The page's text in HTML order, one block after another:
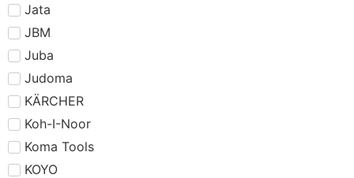
Jata
JBM
Juba
Judoma
KÄRCHER
Koh-I-Noor
Koma Tools
KOYO